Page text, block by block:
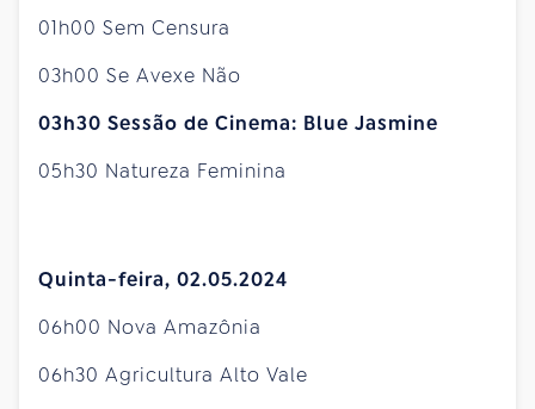
01h00 Sem Censura
03h00 Se Avexe Não
03h30 Sessão de Cinema: Blue Jasmine
05h30 Natureza Feminina
Quinta-feira, 02.05.2024
06h00 Nova Amazônia
06h30 Agricultura Alto Vale